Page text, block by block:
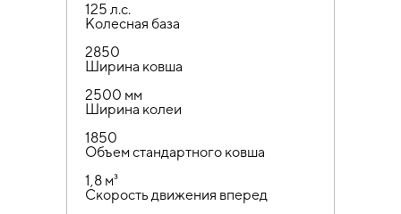
125 л.с.
Колесная база
2850
Ширина ковша
2500 мм
Ширина колеи
1850
Объем стандартного ковша
1,8 м³
Скорость движения вперед